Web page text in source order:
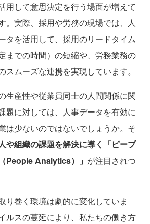
用して意思決定を行う場面が増えて
。実際、採用や労務の現場では、人
タを活用して、採用のリードタイム
までの時間）の短縮や、労務業務の
スムーズな連携を実現しています。
生産性や従業員同士の人間関係に関
題に対しては、人事データを有効に
は少ないのではないでしょうか。そ
や組織の課題を解決に導く「ピープ
People Analytics）」 が注目されつ
り巻く環境は劇的に変化していま
ルスの蔓延により、私たちの働き方